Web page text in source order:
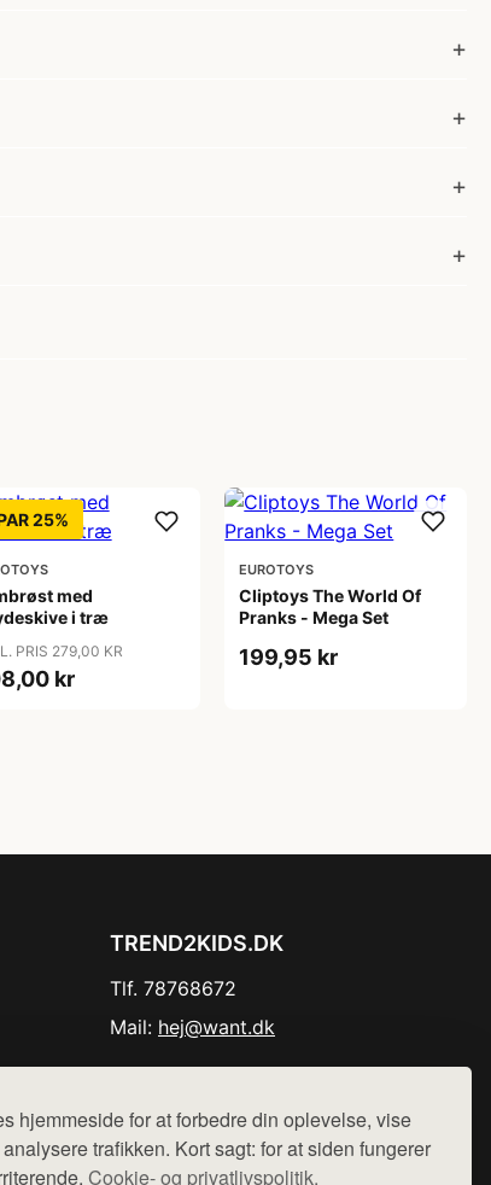
hjemmeside for at forbedre din oplevelse, vise
trafikken. Kort sagt: for at siden fungerer
Cookie- og privatlivspolitik.
25%
med
i træ
PRIS 279,00 KR
kr
EUROTOYS
Cliptoys The World Of
Pranks - Mega Set
199,95 kr
TREND2KIDS.DK
Tlf. 78768672
Mail: hej@want.dk